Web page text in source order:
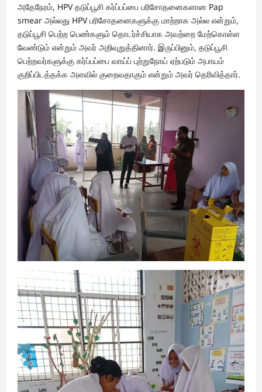
அதேநேரம், HPV தடுப்பூசி கர்ப்பப்பை பரிசோதனைகளான Pap
smear அல்லது HPV பரிசோதனைகளுக்கு மாற்றாக அல்ல என்றும்,
தடுப்பூசி பெற்ற பெண்களும் தொடர்ச்சியாக அவற்றை மேற்கொள்ள
வேண்டும் என்றும் அவர் அறிவுறுத்தினார். இருப்பினும், தடுப்பூசி
பெற்றவர்களுக்கு கர்ப்பப்பை வாய்ப் புற்றுநோய் ஏற்படும் அபாயம்
குறிப்பிடத்தக்க அளவில் குறைவதாகும் என்றும் அவர் தெரிவித்தார்.